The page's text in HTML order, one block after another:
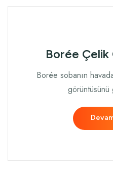
Borée Çelik
Borée sobanın